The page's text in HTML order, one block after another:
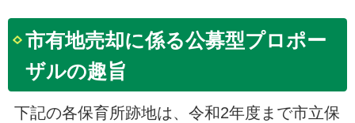
市有地売却に係る公募型プロポー
ザルの趣旨
下記の各保育所跡地は、令和2年度まで市立保